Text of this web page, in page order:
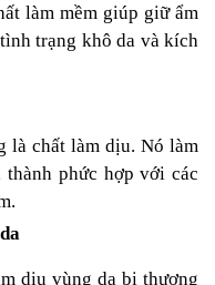
làm mềm giúp giữ ẩm
trạng khô da và kích
là chất làm dịu. Nó làm
phức hợp với các
dịu vùng da bị thương